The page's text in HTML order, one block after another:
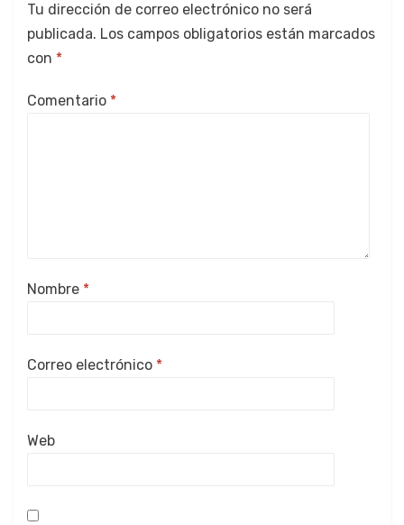
Tu dirección de correo electrónico no será
publicada. Los campos obligatorios están marcados
con *
Comentario *
Nombre *
Correo electrónico *
Web